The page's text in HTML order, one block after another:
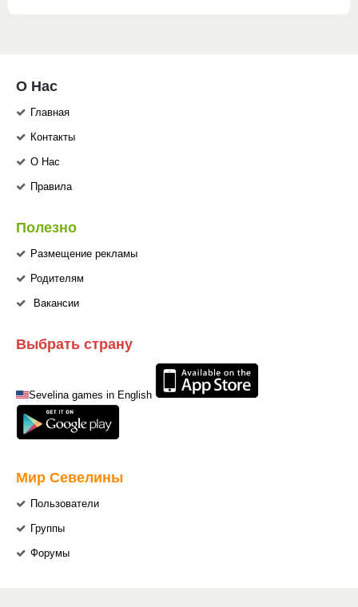
О Нас
Главная
Контакты
О Нас
Правила
Полезно
Размещение рекламы
Родителям
Вакансии
Выбрать страну
Sevelina games in English
Мир Севелины
Пользователи
Группы
Форумы